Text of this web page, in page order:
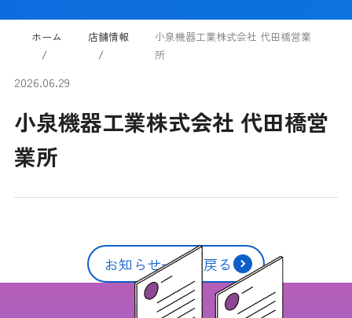
ホーム 店舗情報
小泉機器工業株式会社 代田橋営業
所
2026.06.29
小泉機器工業株式会社 代田橋営
業所
お知らせ一覧に戻る